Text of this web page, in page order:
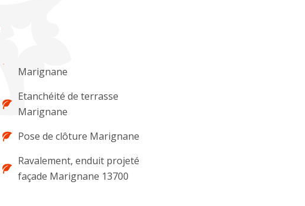
Marignane
Etanchéité de terrasse
Marignane
Pose de clôture Marignane
Ravalement, enduit projeté
façade Marignane 13700